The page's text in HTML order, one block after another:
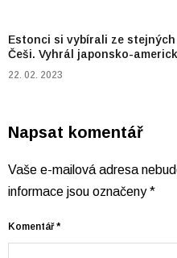
Estonci si vybírali ze
Češi. Vyhrál japonsko-
22. 02. 2023
Napsat komentář
Vaše e-mailová adresa
informace jsou označeny*
Komentář*